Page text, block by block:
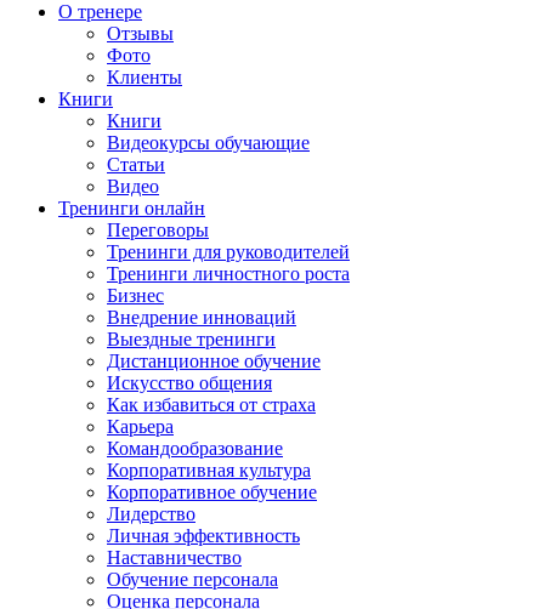
О тренере
Отзывы
Фото
Клиенты
Книги
Книги
Видеокурсы обучающие
Статьи
Видео
Тренинги онлайн
Переговоры
Тренинги для руководителей
Тренинги личностного роста
Бизнес
Внедрение инноваций
Выездные тренинги
Дистанционное обучение
Искусство общения
Как избавиться от страха
Карьера
Командообразование
Корпоративная культура
Корпоративное обучение
Лидерство
Личная эффективность
Наставничество
Обучение персонала
Оценка персонала